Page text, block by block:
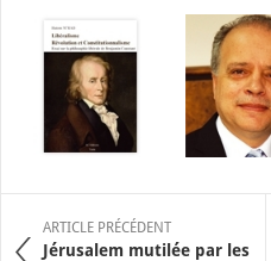
ARTICLE PRÉCÉDENT
Jérusalem mutilée par les